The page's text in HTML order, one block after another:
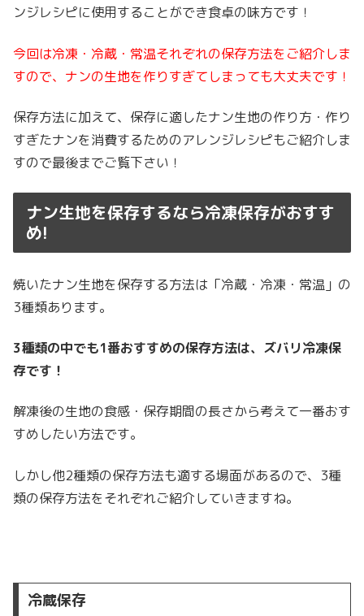
ンジレシピに使用することができ食卓の味方です！
今回は冷凍・冷蔵・常温それぞれの保存方法をご紹介しま
すので、ナンの生地を作りすぎてしまっても大丈夫です！
保存方法に加えて、保存に適したナン生地の作り方・作り
すぎたナンを消費するためのアレンジレシピもご紹介しま
すので最後までご覧下さい！
ナン生地を保存するなら冷凍保存がおすす
め!
焼いたナン生地を保存する方法は「冷蔵・冷凍・常温」の
3種類あります。
3種類の中でも1番おすすめの保存方法は、ズバリ冷凍保
存です！
解凍後の生地の食感・保存期間の長さから考えて一番おす
すめしたい方法です。
しかし他2種類の保存方法も適する場面があるので、3種
類の保存方法をそれぞれご紹介していきますね。
冷蔵保存